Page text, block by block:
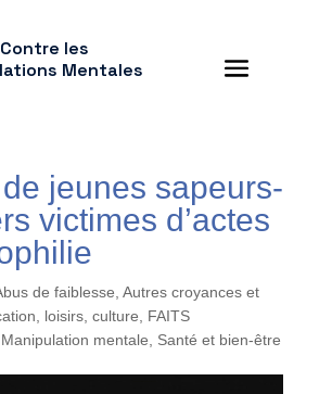
les
Mentales
jeunes sapeurs-
victimes d’actes
de faiblesse Autres croyances et
loisirs, culture
FAITS
Manipulation mentale Santé et bien-être